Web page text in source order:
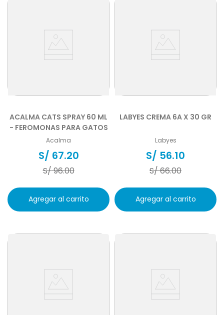
ACALMA CATS SPRAY 60 ML
- FEROMONAS PARA GATOS
Acalma
S/ 67.20
S/96.00
Agregar al carrito
LABYES CREMA 6A X 30 GR
Labyes
S/ 56.10
S/66.00
Agregar al carrito